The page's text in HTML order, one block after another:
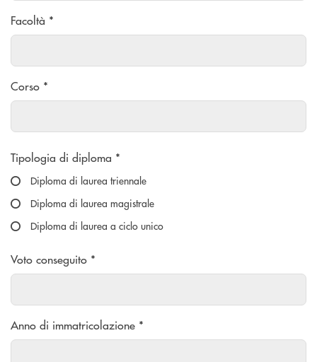
Facoltà *
Corso *
Scegliere un'opzione
Tipologia di diploma *
Diploma di laurea triennale
Diploma di laurea magistrale
Diploma di laurea a ciclo unico
Voto conseguito *
Anno di immatricolazione *